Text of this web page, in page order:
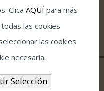
ClicaAQUÍ para más
las cookies
las cookies
necesaria.